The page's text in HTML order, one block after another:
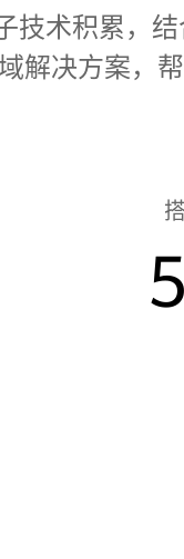
技术积累，
解决方案，